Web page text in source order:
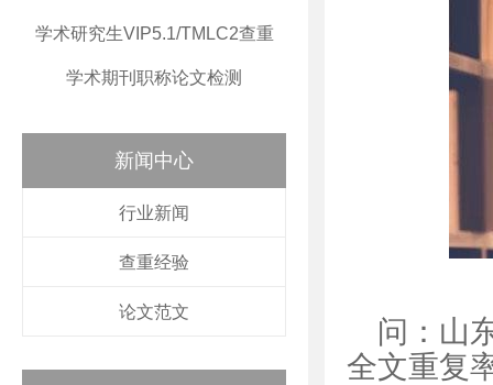
学术研究生VIP5.1/TMLC2查重
学术期刊职称论文检测
新闻中心
行业新闻
查重经验
论文范文
问：山
全文重复